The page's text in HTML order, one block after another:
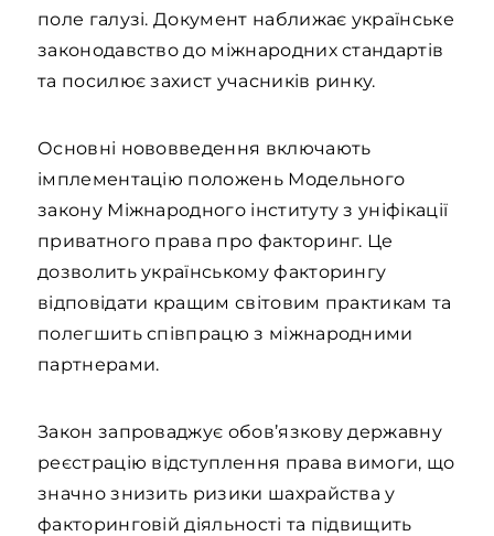
поле галузі. Документ наближає українське
законодавство до міжнародних стандартів
та посилює захист учасників ринку.
Основні нововведення включають
імплементацію положень Модельного
закону Міжнародного інституту з уніфікації
приватного права про факторинг. Це
дозволить українському факторингу
відповідати кращим світовим практикам та
полегшить співпрацю з міжнародними
партнерами.
Закон запроваджує обов’язкову державну
реєстрацію відступлення права вимоги, що
значно знизить ризики шахрайства у
факторинговій діяльності та підвищить